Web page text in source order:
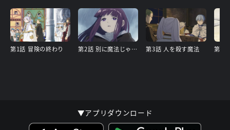
第1話 冒険の終わり 第2話 別に魔法じゃなくたって… 第3話 人を殺す魔法 第4
▼アプリダウンロード